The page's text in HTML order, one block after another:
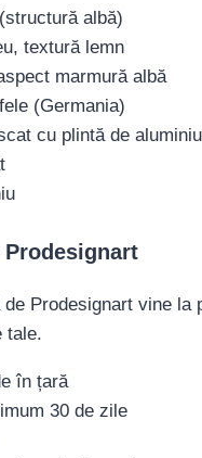
albă)
textură lemn
marmură albă
(Germania)
cu plintă de aluminiu
Prodesignart vine
tale.
în țară
30 de zile